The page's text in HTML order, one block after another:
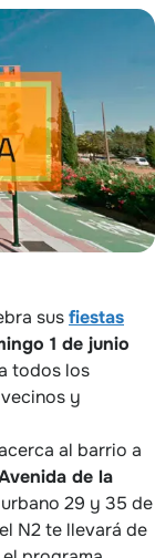
susfiestas
1 de junio
todos los
y
al barrio a
de la
29 y 35 de
N2 te llevará de